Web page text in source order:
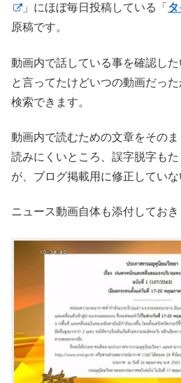
」にほぼ毎日投稿している「
原稿です。
動画内で話している事を確認し
と言ってたけどいつの動画だっ
検索できます。
動画内で読むための文章をそのま
読みにくいところ、誤字脱字も
が、ブログ掲載用に修正していな
ニュース動画自体も添付しておき